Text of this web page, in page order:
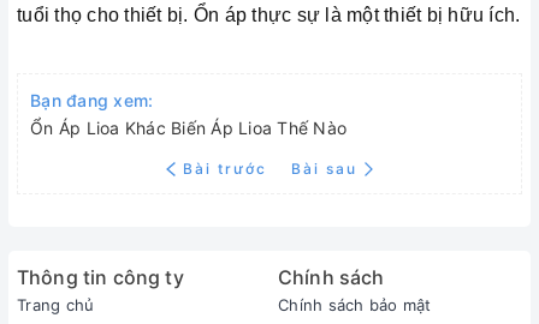
tuổi thọ cho thiết bị. Ổn áp thực sự là một thiết bị hữu ích.
Bạn đang xem:
Ổn Áp Lioa Khác Biến Áp Lioa Thế Nào
Bài trước Bài sau
Thông tin công ty
Trang chủ
Chính sách
Chính sách bảo mật